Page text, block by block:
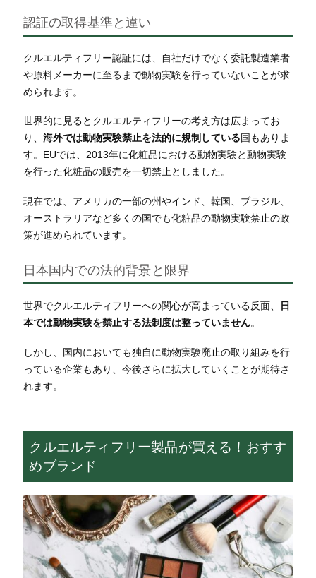
認証の取得基準と違い
クルエルティフリー認証には、自社だけでなく委託製造業者
や原料メーカーに至るまで動物実験を行っていないことが求
められます。
世界的に見るとクルエルティフリーの考え方は広まってお
り、 海外では動物実験禁止を法的に規制している国もありま
す。 EUでは、2013年に化粧品における動物実験と動物実験
を行った化粧品の販売を一切禁止としました。
現在では、アメリカの一部の州やインド、韓国、ブラジル、
オーストラリアなど多くの国でも化粧品の動物実験禁止の政
策が進められています。
日本国内での法的背景と限界
世界でクルエルティフリーへの関心が高まっている反面、
日
本では動物実験を禁止する法制度は整っていません。
しかし、国内においても独自に動物実験廃止の取り組みを行
っている企業もあり、今後さらに拡大していくことが期待さ
れます。
クルエルティフリー製品が買える！おすす
めブランド